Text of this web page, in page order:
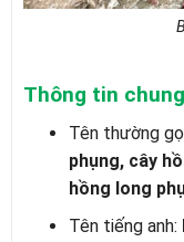
Thông tin
Tên thường
phụng, cây
hồng long
Tên tiếng anh: